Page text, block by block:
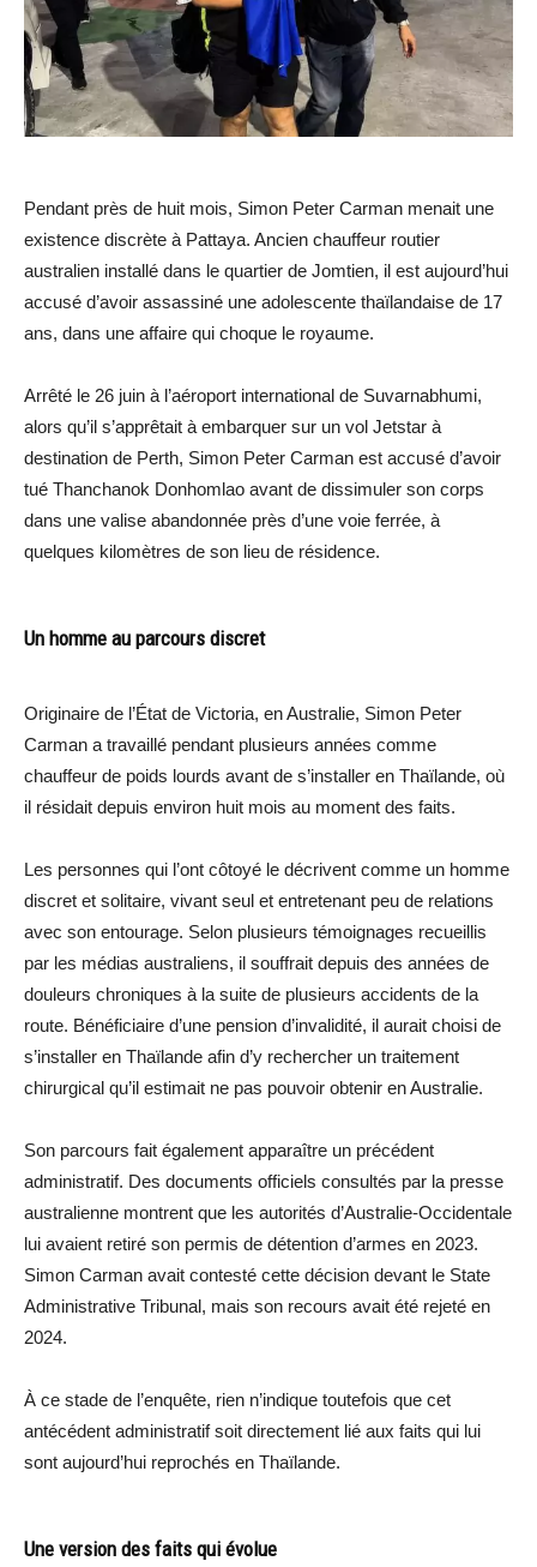
Pendant près de huit mois, Simon Peter Carman menait une
existence discrète à Pattaya. Ancien chauffeur routier
australien installé dans le quartier de Jomtien, il est aujourd’hui
accusé d’avoir assassiné une adolescente thaïlandaise de 17
ans, dans une affaire qui choque le royaume.
Arrêté le 26 juin à l’aéroport international de Suvarnabhumi,
alors qu’il s’apprêtait à embarquer sur un vol Jetstar à
destination de Perth, Simon Peter Carman est accusé d’avoir
tué Thanchanok Donhomlao avant de dissimuler son corps
dans une valise abandonnée près d’une voie ferrée, à
quelques kilomètres de son lieu de résidence.
Un homme au parcours discret
Originaire de l’État de Victoria, en Australie, Simon Peter
Carman a travaillé pendant plusieurs années comme
chauffeur de poids lourds avant de s’installer en Thaïlande, où
il résidait depuis environ huit mois au moment des faits.
Les personnes qui l’ont côtoyé le décrivent comme un homme
discret et solitaire, vivant seul et entretenant peu de relations
avec son entourage. Selon plusieurs témoignages recueillis
par les médias australiens, il souffrait depuis des années de
douleurs chroniques à la suite de plusieurs accidents de la
route. Bénéficiaire d’une pension d’invalidité, il aurait choisi de
s’installer en Thaïlande afin d’y rechercher un traitement
chirurgical qu’il estimait ne pas pouvoir obtenir en Australie.
Son parcours fait également apparaître un précédent
administratif. Des documents officiels consultés par la presse
australienne montrent que les autorités d’Australie-Occidentale
lui avaient retiré son permis de détention d’armes en 2023.
Simon Carman avait contesté cette décision devant le State
Administrative Tribunal, mais son recours avait été rejeté en
2024.
À ce stade de l’enquête, rien n’indique toutefois que cet
antécédent administratif soit directement lié aux faits qui lui
sont aujourd’hui reprochés en Thaïlande.
Une version des faits qui évolue